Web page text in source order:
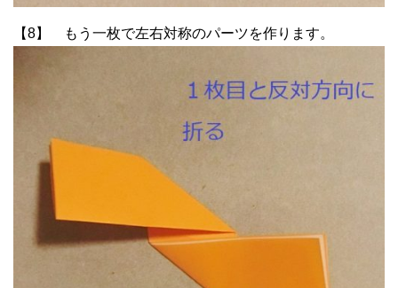
【8】 もう一枚で左右対称のパーツを作ります。